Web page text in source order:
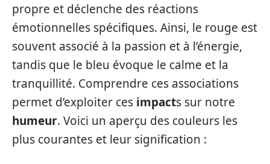
propre et déclenche des réactions
émotionnelles spécifiques. Ainsi, le rouge est
souvent associé à la passion et à l’énergie,
tandis que le bleu évoque le calme et la
tranquillité. Comprendre ces associations
permet d’exploiter ces impacts sur notre
humeur. Voici un aperçu des couleurs les
plus courantes et leur signification :